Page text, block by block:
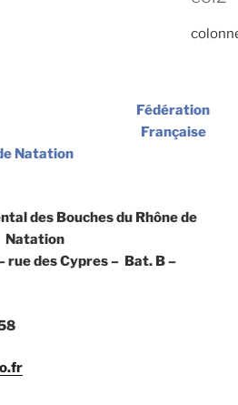
Fédération
Française
Natation
des Bouches du Rhône de
Natation
rue des Cypres – Bat. B –